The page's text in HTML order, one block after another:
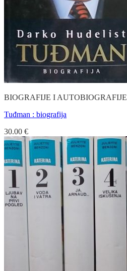
BIOGRAFIJE I AUTOBIOGRAFIJE
Tuđman : biografija
30.00 €